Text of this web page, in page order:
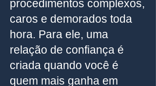
procedimentos complexos,
caros e demorados toda
hora. Para ele, uma
relação de confiança é
criada quando você é
quem mais ganha em